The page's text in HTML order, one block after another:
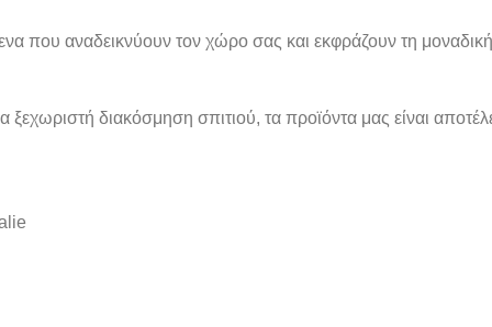
που αναδεικνύουν τον χώρο σας και εκφράζουν τη
διακόσμηση σπιτιού, τα προϊόντα μας είναι